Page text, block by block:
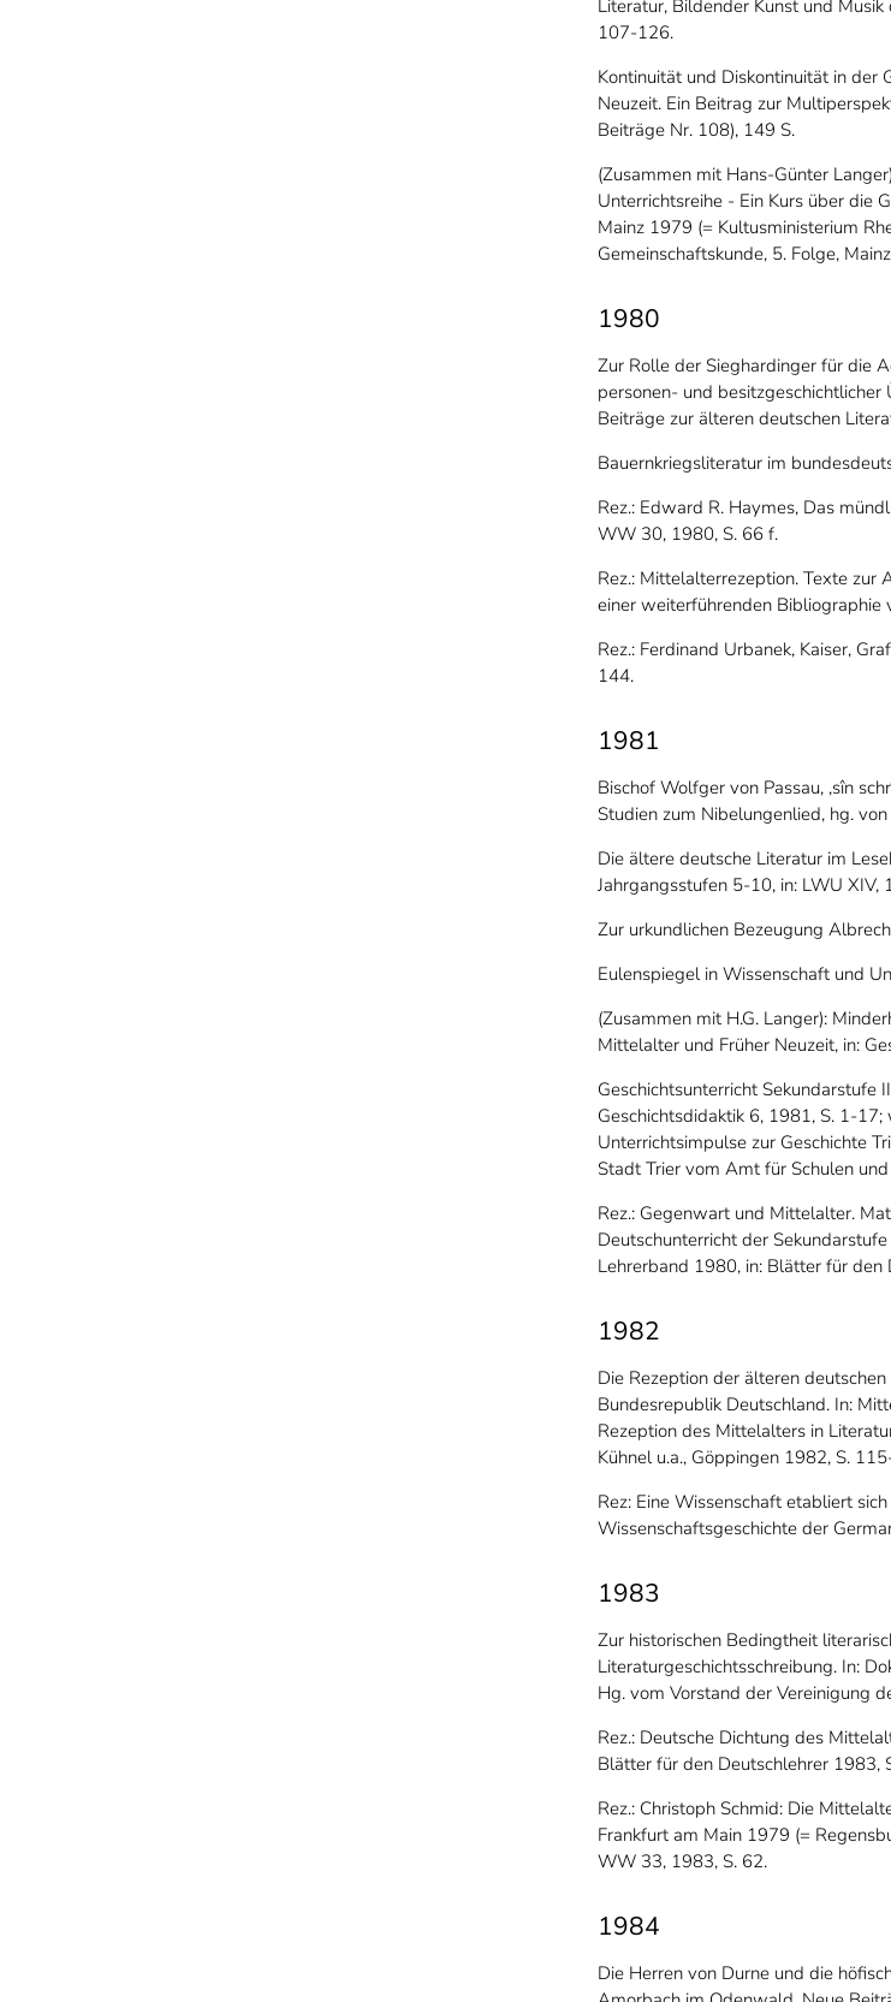
Literatur, Bildender Kunst und Musik
107-126.
Kontinuität und Diskontinuität in der
Neuzeit. Ein Beitrag zur
Beiträge Nr. 108), 149 S.
(Zusammen mit Hans-Günter
Unterrichtsreihe - Ein Kurs über die
Mainz 1979 (= Kultusministerium
Gemeinschaftskunde, 5. Folge,
1980
Zur Rolle der Sieghardinger für die
personen- und
Beiträge zur älteren deutschen
Bauernkriegsliteratur im
Rez.: Edward R. Haymes, Das
WW 30, 1980, S. 66 f.
Rez.: Mittelalterrezeption. Texte zur
einer weiterführenden Bibliographie
Rez.: Ferdinand Urbanek, Kaiser,
144.
1981
Bischof Wolfger von Passau, ‚sîn
Studien zum Nibelungenlied, hg.
Die ältere deutsche Literatur im
Jahrgangsstufen 5-10, in: LWU
Zur urkundlichen Bezeugung
Eulenspiegel in Wissenschaft und
(Zusammen mit H.G. Langer):
Mittelalter und Früher Neuzeit, in:
Geschichtsunterricht Sekundarstufe
Geschichtsdidaktik 6, 1981, S. 1-
Unterrichtsimpulse zur Geschichte
Stadt Trier vom Amt für Schulen
Rez.: Gegenwart und Mittelalter.
Deutschunterricht der
Lehrerband 1980, in: Blätter für
1982
Die Rezeption der älteren
Bundesrepublik Deutschland. In:
Rezeption des Mittelalters in
Kühnel u.a., Göppingen 1982, S.
Rez: Eine Wissenschaft etabliert
Wissenschaftsgeschichte der
1983
Zur historischen Bedingtheit
Literaturgeschichtsschreibung. In:
Hg. vom Vorstand der Vereinigung
Rez.: Deutsche Dichtung des
Blätter für den Deutschlehrer 1983,
Rez.: Christoph Schmid: Die
Frankfurt am Main 1979 (=
WW 33, 1983, S. 62.
1984
Die Herren von Durne und die